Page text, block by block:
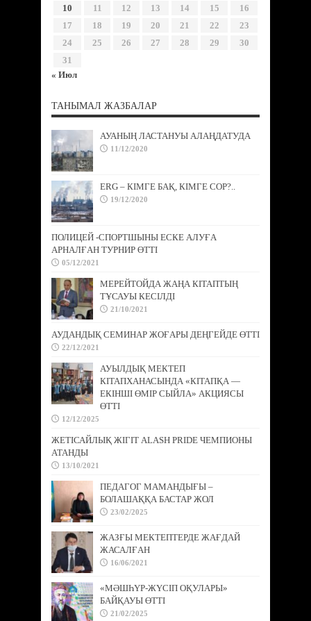
10
11 12 13 14 15
16
17
18 19 20 21 22
23
24
25 26 27 28 29
30
31
« Июл
ТАНЫМАЛ ЖАЗБАЛАР
АУАНЫҢ ЛАСТАНУЫ АЛАҢДАТУДА
11/12/2020
ERG – КІМГЕ БАҚ, КІМГЕ СОР?..
19/12/2020
ПОЛИЦЕЙ -СПОРТШЫНЫ ЕСКЕ АЛУҒА
АРНАЛҒАН ТУРНИР ӨТТІ
05/12/2021
МЕРЕЙТОЙДА ЖАҢА КІТАПТЫҢ
ТҰСАУЫ КЕСІЛДІ
21/10/2021
АУДАНДЫҚ СЕМИНАР ЖОҒАРЫ ДЕҢГЕЙДЕ ӨТТІ
22/12/2021
АУЫЛДЫҚ МЕКТЕП
КІТАПХАНАСЫНДА «КІТАПҚА —
ЕКІНШІ ӨМІР СЫЙЛА» АКЦИЯСЫ
ӨТТІ
12/12/2025
ЖЕТІСАЙЛЫҚ ЖІГІТ ALASH PRIDE ЧЕМПИОНЫ
АТАНДЫ
13/10/2021
ПЕДАГОГ МАМАНДЫҒЫ –
БОЛАШАҚҚА БАСТАР ЖОЛ
23/02/2025
ЖАЗҒЫ МЕКТЕПТЕРДЕ ЖАҒДАЙ
ЖАСАЛҒАН
16/06/2021
«МӘШҺҮР-ЖҮСІП ОҚУЛАРЫ»
БАЙҚАУЫ ӨТТІ
21/02/2025